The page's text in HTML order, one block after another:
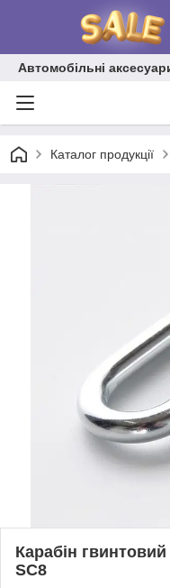
Автомобільні
Каталог продукції
Карабін
SC8